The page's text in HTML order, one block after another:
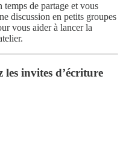
temps de partage et vous
discussion en petits groupes
vous aider à lancer la
les invites d’écriture